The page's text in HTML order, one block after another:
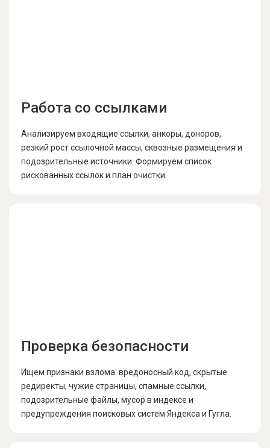
Работа со ссылками
Анализируем входящие ссылки, анкоры, доноров,
резкий рост ссылочной массы, сквозные размещения и
подозрительные источники. Формируем список
рискованных ссылок и план очистки.
Проверка безопасности
Ищем признаки взлома: вредоносный код, скрытые
редиректы, чужие страницы, спамные ссылки,
подозрительные файлы, мусор в индексе и
предупреждения поисковых систем Яндекса и Гугла.